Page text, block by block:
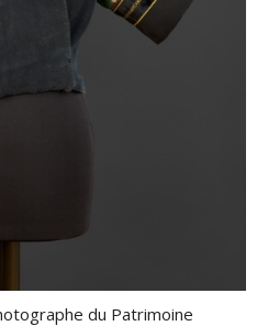
du Patrimoine